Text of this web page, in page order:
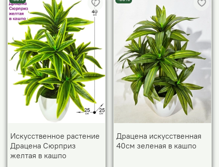
Искусственное растение
Драцена Сюрприз
желтая в кашпо
Драцена искусственная
40см зеленая в кашпо